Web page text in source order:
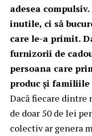
adesea
inutile, ci să
care le-a primit.
furnizorii de
persoana care
produc și familiile
Dacă fiecare dintre
de doar 50 de lei
colectiv ar genera